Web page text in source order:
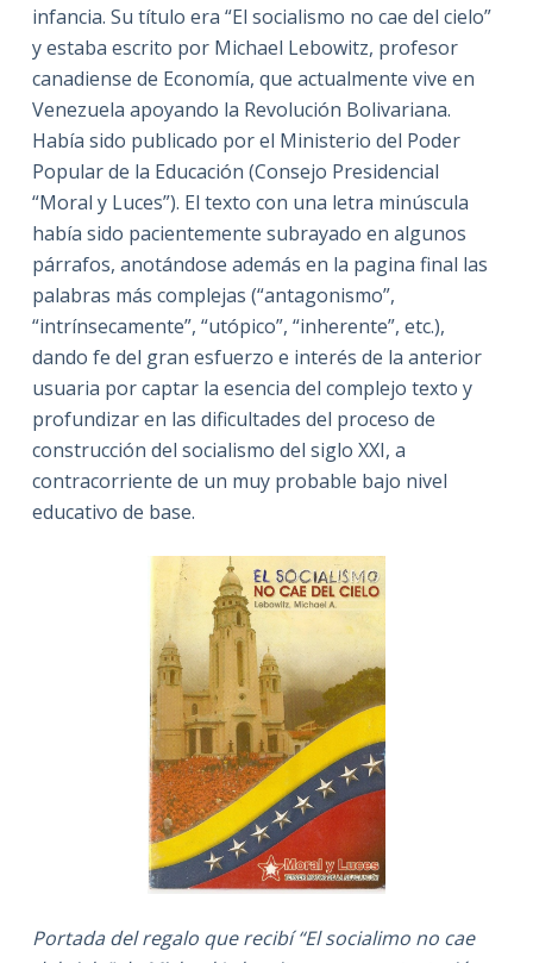
infancia. Su título era “El socialismo no cae del cielo”
y estaba escrito por Michael Lebowitz, profesor
canadiense de Economía, que actualmente vive en
Venezuela apoyando la Revolución Bolivariana.
Había sido publicado por el Ministerio del Poder
Popular de la Educación (Consejo Presidencial
“Moral y Luces”). El texto con una letra minúscula
había sido pacientemente subrayado en algunos
párrafos, anotándose además en la pagina final las
palabras más complejas (“antagonismo”,
“intrínsecamente”, “utópico”, “inherente”, etc.),
dando fe del gran esfuerzo e interés de la anterior
usuaria por captar la esencia del complejo texto y
profundizar en las dificultades del proceso de
construcción del socialismo del siglo XXI, a
contracorriente de un muy probable bajo nivel
educativo de base.
Portada del regalo que recibí “El socialimo no cae